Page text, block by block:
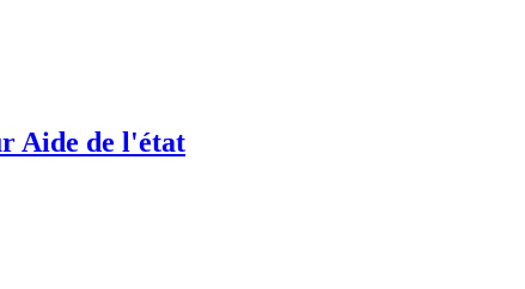
Aide de l'état